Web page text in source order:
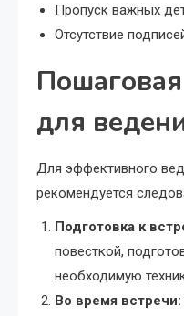
Пропуск важных
Отсутствие
для
Для эффективного
рекомендуется
Подготовка к
повесткой,
необходимую
Во время встречи: